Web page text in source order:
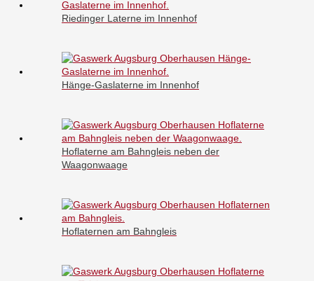
Riedinger Laterne im Innenhof
Hänge-Gaslaterne im Innenhof
Hoflaterne am Bahngleis neben der
Waagonwaage
Hoflaternen am Bahngleis